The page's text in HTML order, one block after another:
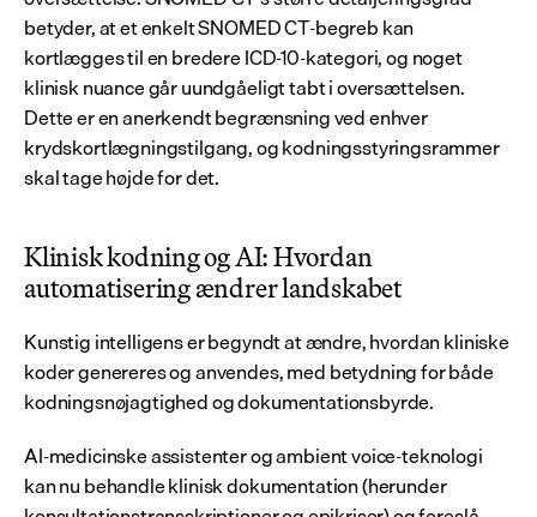
betyder, at et enkelt SNOMED CT-begreb kan
kortlægges til en bredere ICD-10-kategori, og noget
klinisk nuance går uundgåeligt tabt i oversættelsen.
Dette er en anerkendt begrænsning ved enhver
krydskortlægningstilgang, og kodningsstyringsrammer
skal tage højde for det.
Klinisk kodning og AI: Hvordan
automatisering ændrer landskabet
Kunstig intelligens er begyndt at ændre, hvordan kliniske
koder genereres og anvendes, med betydning for både
kodningsnøjagtighed og dokumentationsbyrde.
AI-medicinske assistenter og ambient voice-teknologi
kan nu behandle klinisk dokumentation (herunder